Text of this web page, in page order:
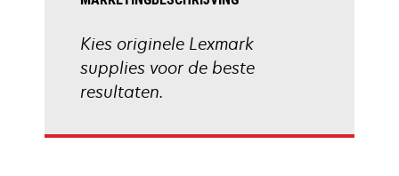
Kies originele Lexmark
supplies voor de beste
resultaten.